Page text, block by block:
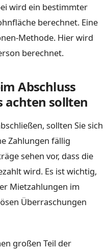
wird ein bestimmter
berechnet. Eine
Methode. Hier wird
berechnet.
Abschluss
achten sollten
sollten Sie sich
Zahlungen fällig
sehen vor, dass die
wird. Es ist wichtig,
Mietzahlungen im
Überraschungen
großen Teil der